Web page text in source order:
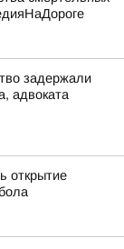
задержали
адвоката
открытие